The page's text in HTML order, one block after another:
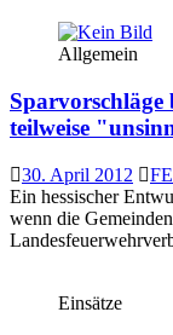
Allgemein
Sparvorschläge
teilweise
30. April 2012
Ein hessischer
wenn die
Einsätze